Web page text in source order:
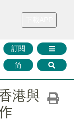
財華證券 媒體矩陣
訂閱
简
港與